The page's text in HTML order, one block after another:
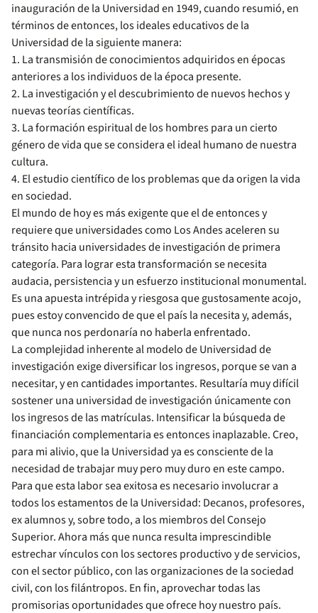
inauguración de la Universidad en 1949, cuando resumió, en
términos de entonces, los ideales educativos de la
Universidad de la siguiente manera:
1. La transmisión de conocimientos adquiridos en épocas
anteriores a los individuos de la época presente.
2. La investigación y el descubrimiento de nuevos hechos y
nuevas teorías científicas.
3. La formación espiritual de los hombres para un cierto
género de vida que se considera el ideal humano de nuestra
cultura.
4. El estudio científico de los problemas que da origen la vida
en sociedad.
El mundo de hoy es más exigente que el de entonces y
requiere que universidades como Los Andes aceleren su
tránsito hacia universidades de investigación de primera
categoría. Para lograr esta transformación se necesita
audacia, persistencia y un esfuerzo institucional monumental.
Es una apuesta intrépida y riesgosa que gustosamente acojo,
pues estoy convencido de que el país la necesita y, además,
que nunca nos perdonaría no haberla enfrentado.
La complejidad inherente al modelo de Universidad de
investigación exige diversificar los ingresos, porque se van a
necesitar, y en cantidades importantes. Resultaría muy difícil
sostener una universidad de investigación únicamente con
los ingresos de las matrículas. Intensificar la búsqueda de
financiación complementaria es entonces inaplazable. Creo,
para mi alivio, que la Universidad ya es consciente de la
necesidad de trabajar muy pero muy duro en este campo.
Para que esta labor sea exitosa es necesario involucrar a
todos los estamentos de la Universidad: Decanos, profesores,
ex alumnos y, sobre todo, a los miembros del Consejo
Superior. Ahora más que nunca resulta imprescindible
estrechar vínculos con los sectores productivo y de servicios,
con el sector público, con las organizaciones de la sociedad
civil, con los filántropos. En fin, aprovechar todas las
promisorias oportunidades que ofrece hoy nuestro país.